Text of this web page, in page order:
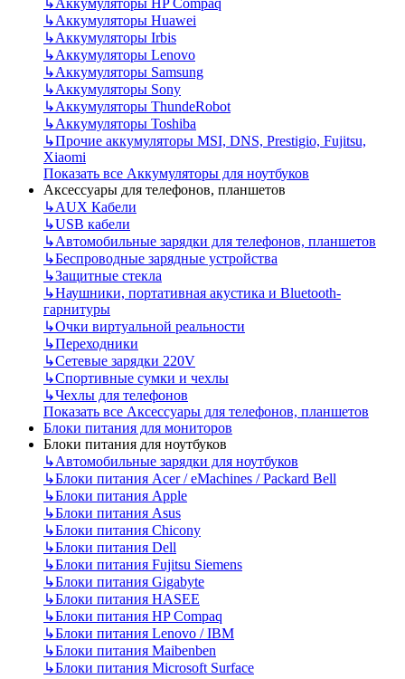
↳Аккумуляторы Huawei
↳Аккумуляторы Irbis
↳Аккумуляторы Lenovo
↳Аккумуляторы Samsung
↳Аккумуляторы Sony
↳Аккумуляторы ThundeRobot
↳Аккумуляторы Toshiba
↳Прочие аккумуляторы MSI, DNS, Prestigio, Fujitsu,
Xiaomi
Показать все Аккумуляторы для ноутбуков
Аксессуары для телефонов, планшетов
↳AUX Кабели
↳USB кабели
↳Автомобильные зарядки для телефонов, планшетов
↳Беспроводные зарядные устройства
↳Защитные стекла
↳Наушники, портативная акустика и Bluetooth-
гарнитуры
↳Очки виртуальной реальности
↳Переходники
↳Сетевые зарядки 220V
↳Спортивные сумки и чехлы
↳Чехлы для телефонов
Показать все Аксессуары для телефонов, планшетов
Блоки питания для мониторов
Блоки питания для ноутбуков
↳Автомобильные зарядки для ноутбуков
↳Блоки питания Acer / eMachines / Packard Bell
↳Блоки питания Apple
↳Блоки питания Asus
↳Блоки питания Chicony
↳Блоки питания Dell
↳Блоки питания Fujitsu Siemens
↳Блоки питания Gigabyte
↳Блоки питания HASEE
↳Блоки питания HP Compaq
↳Блоки питания Lenovo / IBM
↳Блоки питания Maibenben
↳Блоки питания Microsoft Surface